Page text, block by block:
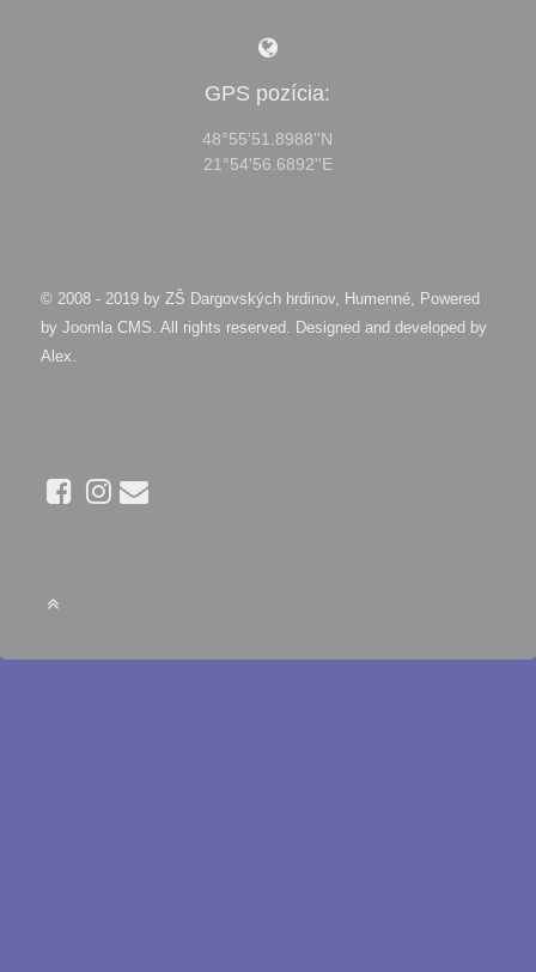
GPS pozícia:
48°55'51.8988''N
21°54'56.6892''E
© 2008 - 2019 by ZŠ Dargovských hrdinov, Humenné, Powered
by Joomla CMS . All rights reserved. Designed and developed by
Alex